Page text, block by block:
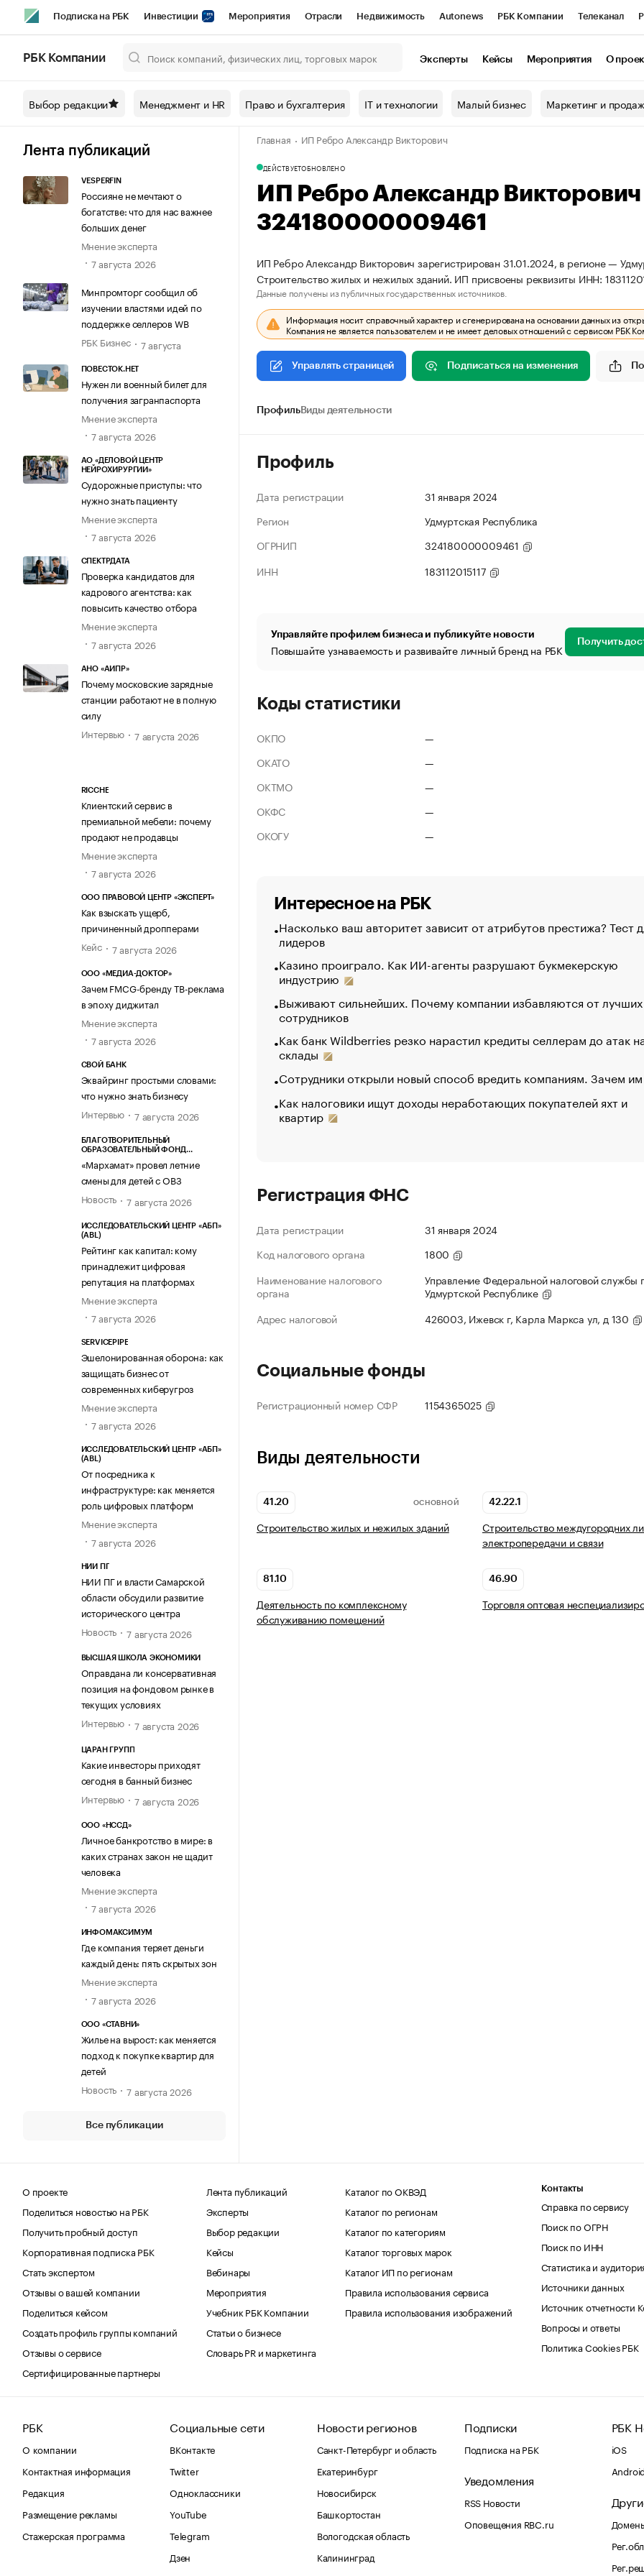
Подписка на РБК Инвестиции Мероприятия Отрасли Недвижимость Autonews РБК Компании Телеканал
Спецпроекты СПб Конференции СПб Спецпроекты Проверка контрагентов
Технологии и медиа Рынок наличной валюты
РБК Компании Эксперты Кейсы Мероприятия О
Выбор редакции Менеджмент и HR Право и бухгалтерия IT и технологии Малый бизнес Маркетинг и
Лента публикаций
VESPERFIN
Россияне не мечтают о
богатстве: что для нас важнее
больших денег
Мнение эксперта
7 августа 2026
Минпромторг сообщил об
изучении властями идей по
поддержке селлеров WB
РБК Бизнес
7 августа
ПОВЕСТОК.НЕТ
Нужен ли военный билет для
получения загранпаспорта
Мнение эксперта
7 августа 2026
АО «ДЕЛОВОЙ ЦЕНТР
НЕЙРОХИРУРГИИ»
Судорожные приступы: что
нужно знать пациенту
Мнение эксперта
7 августа 2026
СПЕКТРДАТА
Проверка кандидатов для
кадрового агентства: как
повысить качество отбора
Мнение эксперта
7 августа 2026
АНО «АИПР»
Почему московские зарядные
станции работают не в полную
силу
Интервью
7 августа 2026
RICCHE
Клиентский сервис в
премиальной мебели: почему
продают не продавцы
Мнение эксперта
7 августа 2026
ООО ПРАВОВОЙ ЦЕНТР «ЭКСПЕРТ»
Как взыскать ущерб,
причиненный дропперами
Кейс
7 августа 2026
ООО «МЕДИА-ДОКТОР»
Зачем FMCG-бренду ТВ-реклама
в эпоху диджитал
Мнение эксперта
7 августа 2026
СВОЙ БАНК
Эквайринг простыми словами:
что нужно знать бизнесу
Интервью
7 августа 2026
БЛАГОТВОРИТЕЛЬНЫЙ
ОБРАЗОВАТЕЛЬНЫЙ ФОНД
«Мархамат» провел летние
смены для детей с ОВЗ
Новость
7 августа 2026
ИССЛЕДОВАТЕЛЬСКИЙ ЦЕНТР «АБП»
(ABL)
Рейтинг как капитал: кому
принадлежит цифровая
репутация на платформах
Мнение эксперта
7 августа 2026
SERVICEPIPE
Эшелонированная оборона: как
защищать бизнес от
современных киберугроз
Мнение эксперта
7 августа 2026
ИССЛЕДОВАТЕЛЬСКИЙ ЦЕНТР «АБП»
(ABL)
От посредника к
инфраструктуре: как меняется
роль цифровых платформ
Мнение эксперта
7 августа 2026
НИИ ПГ
НИИ ПГ и власти Самарской
области обсудили развитие
исторического центра
Новость
7 августа 2026
ВЫСШАЯ ШКОЛА ЭКОНОМИКИ
Оправдана ли консервативная
позиция на фондовом рынке в
текущих условиях
Интервью
7 августа 2026
ЦАРАН ГРУПП
Какие инвесторы приходят
сегодня в банный бизнес
Интервью
7 августа 2026
ООО «НССД»
Личное банкротство в мире: в
каких странах закон не щадит
человека
Мнение эксперта
7 августа 2026
ИНФОМАКСИМУМ
Где компания теряет деньги
каждый день: пять скрытых зон
Мнение эксперта
7 августа 2026
ООО «СТАВНИ»
Жилье на вырост: как меняется
подход к покупке квартир для
детей
Новость
7 августа 2026
Все публикации
Главная ИП Ребро Александр Викторович
ДЕЙСТВУЕТОБНОВЛЕНО
ИП Ребро Александр
324180000009461
ИП Ребро Александр Викторович зарегистрирован 31.01.2024, в регионе —
Строительство жилых и нежилых зданий. ИП присвоены реквизиты ИНН:
Данные получены из публичных государственных источников.
Информация носит справочный характер и сгенерирована на основании данных из
Компания не является пользователем и не имеет деловых отношений с сервисом РБК
Управлять страницей Подписаться на изменения
ПрофильВиды деятельности
Профиль
Дата регистрации
31 января 2024
Регион
Удмуртская Республика
ОГРНИП
324180000009461
ИНН
183112015117
Управляйте профилем бизнеса и публикуйте новости
Повышайте узнаваемость и развивайте личный бренд на РБК Получить
Коды статистики
ОКПО
—
ОКАТО
—
ОКТМО
—
ОКФС
—
ОКОГУ
—
Интересное на РБК
Насколько ваш авторитет зависит от атрибутов престижа? Тест
лидеров
Казино проиграло. Как ИИ-агенты разрушают букмекерскую
индустрию
Выживают сильнейших. Почему компании избавляются от лучших
сотрудников
Как банк Wildberries резко нарастил кредиты селлерам до атак
склады
Сотрудники открыли новый способ вредить компаниям. Зачем
Как налоговики ищут доходы неработающих покупателей яхт и
квартир
Регистрация ФНС
Дата регистрации
31 января 2024
Код налогового органа
1800
Наименование налогового
органа
Управление Федеральной налоговой службы
Удмуртской Республике
Адрес налоговой
426003, Ижевск г, Карла Маркса ул, д 130
Социальные фонды
Регистрационный номер СФР 1154365025
Виды деятельности
41.20 ОСНОВНОЙ
Строительство жилых и нежилых зданий
42.22.1
Строительство междугородних
электропередачи и связи
81.10
Деятельность по комплексному
обслуживанию помещений
46.90
Торговля оптовая
О проекте
Поделиться новостью на РБК
Получить пробный доступ
Корпоративная подписка РБК
Стать экспертом
Отзывы о вашей компании
Поделиться кейсом
Создать профиль группы компаний
Отзывы о сервисе
Сертифицированные партнеры
Лента публикаций
Эксперты
Выбор редакции
Кейсы
Вебинары
Мероприятия
Учебник РБК Компании
Статьи о бизнесе
Словарь PR и маркетинга
Каталог по ОКВЭД
Каталог по регионам
Каталог по категориям
Каталог торговых марок
Каталог ИП по регионам
Правила использования сервиса
Правила использования изображений
Контакты
Справка по сервису
Поиск по ОГРН
Поиск по ИНН
Статистика и
Источники данных
Источник отчетности
Вопросы и ответы
Политика Cookies РБК
РБК
О компании
Контактная информация
Редакция
Размещение рекламы
Стажерская программа
Социальные сети
ВКонтакте
Twitter
Одноклассники
YouTube
Telegram
Дзен
Новости регионов
Санкт-Петербург и область
Екатеринбург
Новосибирск
Башкортостан
Вологодская область
Калининград
Подписки
Подписка на РБК
Уведомления
RSS Новости
Оповещения RBC.ru
РБК
iOS